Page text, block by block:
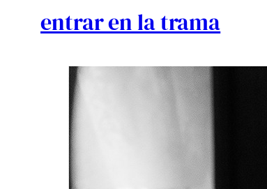
entrar en la trama